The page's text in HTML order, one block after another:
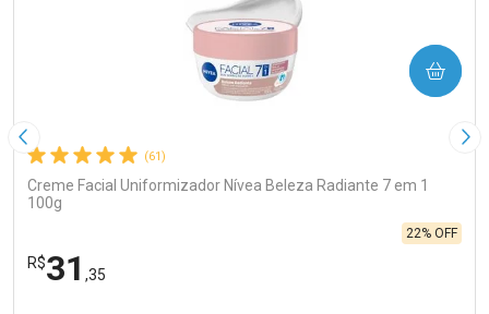
Imagem Anterior
(61)
Creme Facial Uniformizador Nívea Beleza Radiante 7 em 1
100g
R$31 ,35
22% OFF
COMPRAR